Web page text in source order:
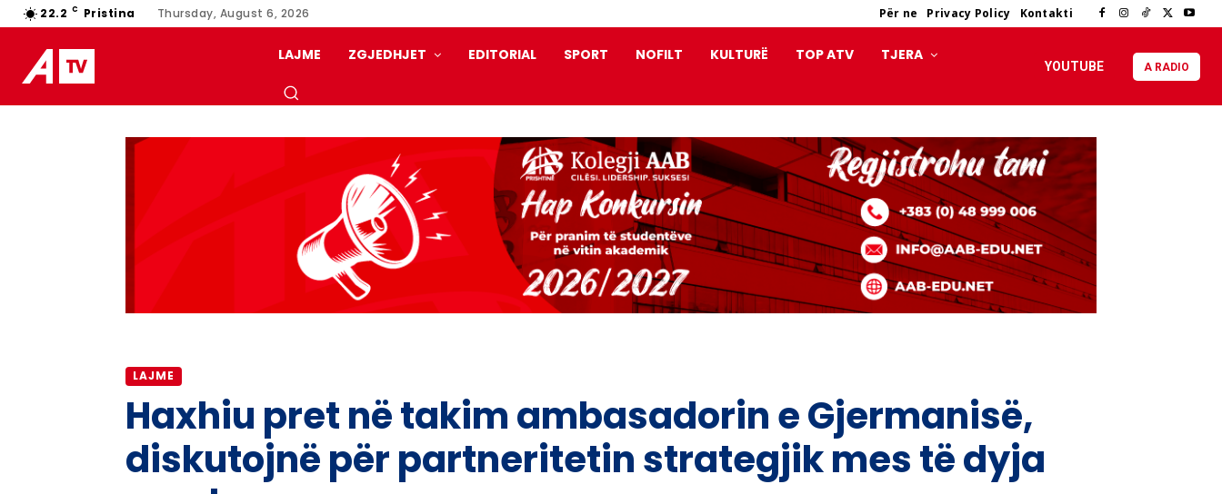
22.2 C Pristina Thursday, August 6, 2026 Për ne Privacy Policy Kontakti
LAJME ZGJEDHJET EDITORIAL SPORT NOFILT KULTURË TOP ATV TJERA
YOUTUBE A RADIO
LAJME
Haxhiu pret në takim ambasadorin e Gjermanisë,
diskutojnë për partneritetin strategjik mes të dyja